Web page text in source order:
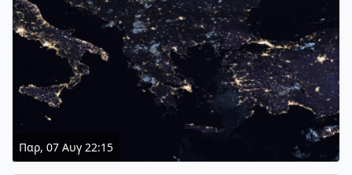
Παρ, 07 Αυγ 22:15